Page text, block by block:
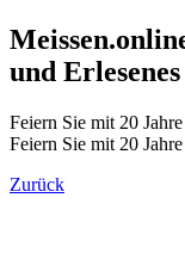
und
Feiern Sie mit 20
Feiern Sie mit 20
Zurück